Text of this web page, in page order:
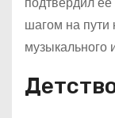
шагом на пути
музыкального